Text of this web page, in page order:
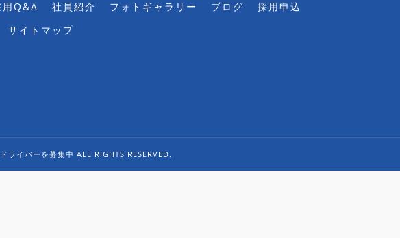
用Q&A 社員紹介 フォトギャラリー ブログ
採用申込
サイトマップ
イバーを募集中 ALL RIGHTS RESERVED.